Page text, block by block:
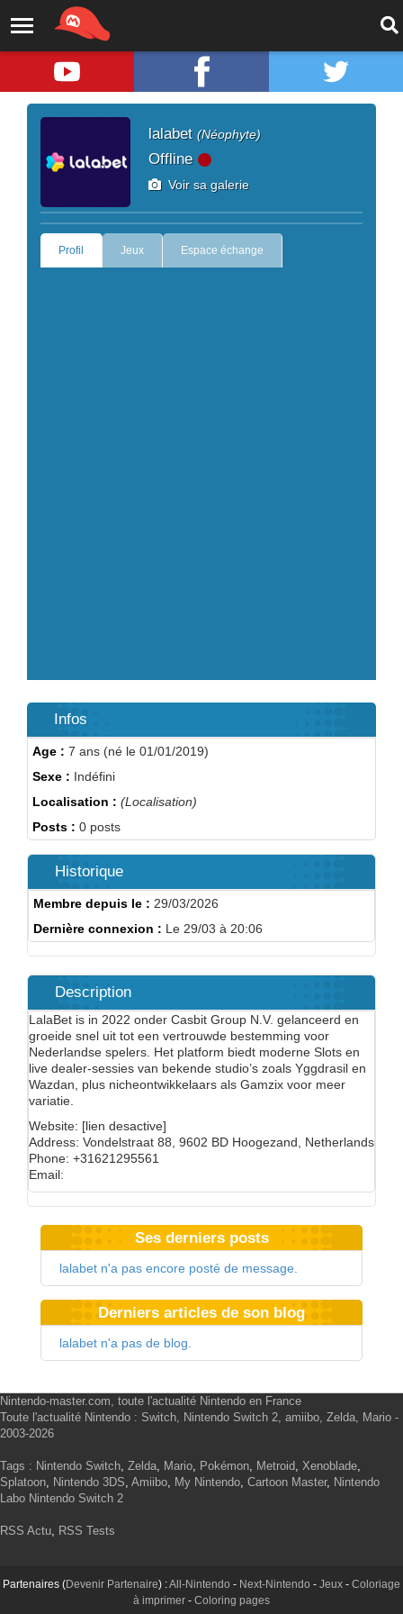
lalabet (Néophyte)
Offline
Voir sa galerie
Profil Jeux Espace échange
Infos
Age : 7 ans (né le 01/01/2019)
Sexe : Indéfini
Localisation : (Localisation)
Posts : 0 posts
Historique
Membre depuis le : 29/03/2026
Dernière connexion : Le 29/03 à 20:06
Description
LalaBet is in 2022 onder Casbit Group N.V. gelanceerd en
groeide snel uit tot een vertrouwde bestemming voor
Nederlandse spelers. Het platform biedt moderne Slots en
live dealer-sessies van bekende studio’s zoals Yggdrasil en
Wazdan, plus nicheontwikkelaars als Gamzix voor meer
variatie.
Website: [lien desactive]
Address: Vondelstraat 88, 9602 BD Hoogezand, Netherlands
Phone: +31621295561
Email:
Ses derniers posts
lalabet n'a pas encore posté de message.
Derniers articles de son blog
lalabet n'a pas de blog.
Nintendo-master.com, toute l'actualité Nintendo en France
Toute l'actualité Nintendo : Switch, Nintendo Switch 2, amiibo, Zelda, Mario -
2003-2026
Tags : Nintendo Switch, Zelda, Mario, Pokémon, Metroid, Xenoblade,
Splatoon, Nintendo 3DS, Amiibo, My Nintendo, Cartoon Master, Nintendo
Labo Nintendo Switch 2
RSS Actu, RSS Tests
Partenaires (Devenir Partenaire) :All-Nintendo - Next-Nintendo - Jeux - Coloriage
à imprimer - Coloring pages